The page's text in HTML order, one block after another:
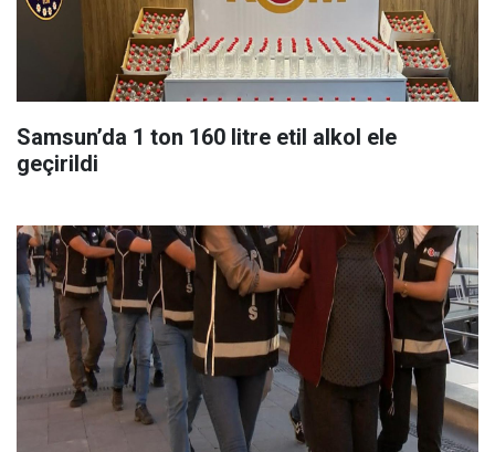
Samsun’da 1 ton 160 litre etil alkol ele
geçirildi